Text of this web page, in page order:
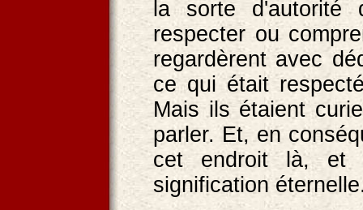
la sorte d'autorité
respecter ou
regardèrent avec
ce qui était
Mais ils étaient
parler. Et, en
cet endroit là, et
signification